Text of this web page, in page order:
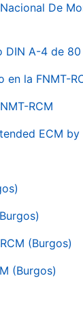
De
DIN A-4 de 80
en la FNMT-
RCM
ECM by
(Burgos)
(Burgos)